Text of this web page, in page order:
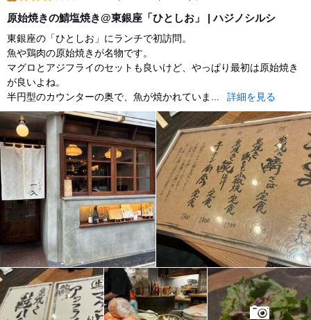
原始焼きの鯖塩焼き@東銀座「ひとしお」 | ハジノシルシ
東銀座の「ひとしお」にランチで初訪問。
魚や鶏肉の原始焼きが名物です。
マグロとアジフライのセットも良いけど、やっぱり最初は原始焼き
が良いよね。
半円型のカウンターの奥で、魚が焼かれていま...
詳細を見る